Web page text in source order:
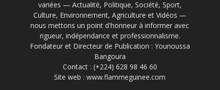
variées — Actualité, Politique, Société, Sport,
Culture, Environnement, Agriculture et Vidéos —
nous mettons un point d'honneur à informer avec
rigueur, indépendance et professionnalisme.
Fondateur et Directeur de Publication : Younoussa
Bangoura
Contact : (+224) 628 98 46 60
Site web : www.flammeguinee.com